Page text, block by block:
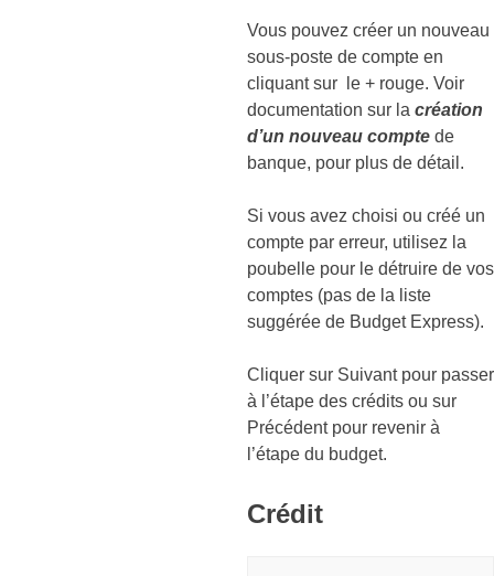
Vous pouvez créer un nouveau
sous-poste de compte en
cliquant sur le + rouge. Voir
documentation sur la création
d’un nouveau compte de
banque, pour plus de détail.
Si vous avez choisi ou créé un
compte par erreur, utilisez la
poubelle pour le détruire de vos
comptes (pas de la liste
suggérée de Budget Express).
Cliquer sur Suivant pour passer
à l’étape des crédits ou sur
Précédent pour revenir à
l’étape du budget.
Crédit